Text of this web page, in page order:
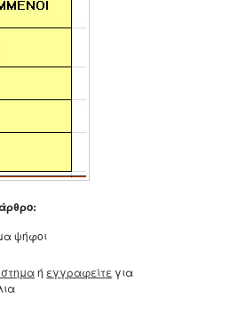
ψήφοι
ή εγγραφείτε για